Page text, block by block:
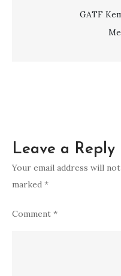
GATF
Leave a Reply
Your email address will
marked *
Comment *